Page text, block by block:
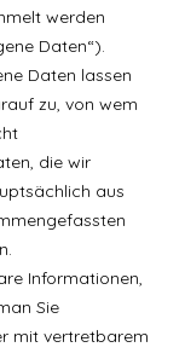
werden
Daten“).
Daten lassen
zu, von wem
die wir
aus
Informationen,
Sie
mit vertretbarem